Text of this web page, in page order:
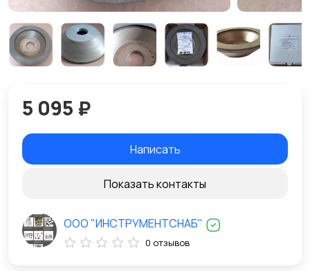
5 095 ₽
Написать
Показать контакты
ООО "ИНСТРУМЕНТСНАБ"
0 отзывов